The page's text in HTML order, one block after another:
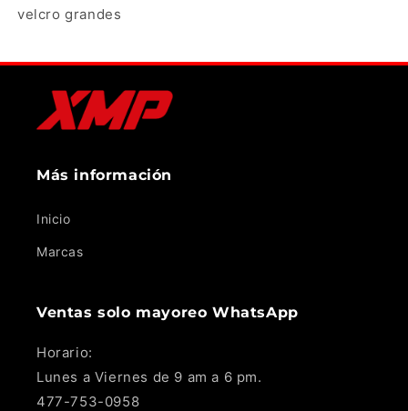
velcro grandes
Más información
Inicio
Marcas
Ventas solo mayoreo WhatsApp
Horario:
Lunes a Viernes de 9 am a 6 pm.
477-753-0958